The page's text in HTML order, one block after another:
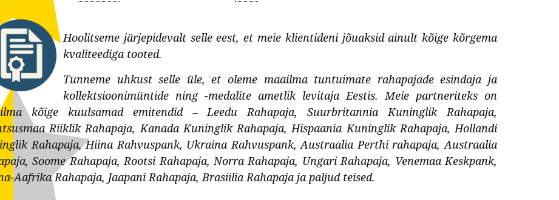
Hoolitseme järjepidevalt selle eest, et meie klientideni jõuaksid ainult kõige kõrgema
kvaliteediga tooted.
Tunneme uhkust selle üle, et oleme maailma tuntuimate rahapajade esindaja ja
kollektsioonimüntide ning -medalite ametlik levitaja Eestis. Meie partneriteks on
kõige kuulsamad emitendid – Leedu Rahapaja, Suurbritannia Kuninglik Rahapaja,
Riiklik Rahapaja, Kanada Kuninglik Rahapaja, Hispaania Kuninglik Rahapaja, Hollandi
Rahapaja, Hiina Rahvuspank, Ukraina Rahvuspank, Austraalia Perthi rahapaja, Austraalia
Soome Rahapaja, Rootsi Rahapaja, Norra Rahapaja, Ungari Rahapaja, Venemaa Keskpank,
Aafrika Rahapaja, Jaapani Rahapaja, Brasiilia Rahapaja ja paljud teised.